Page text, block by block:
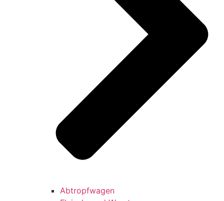
Abtropfwagen